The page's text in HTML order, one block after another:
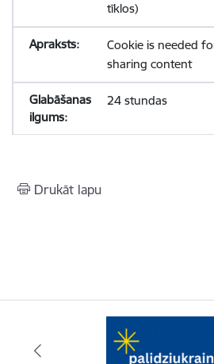
tīklos)
Cookie is needed
sharing content
24 stundas
Drukāt lapu